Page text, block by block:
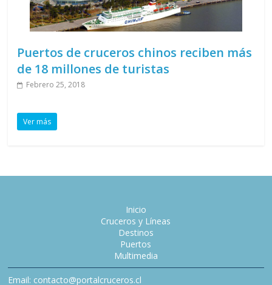
Puertos de cruceros chinos reciben más
de 18 millones de turistas
Febrero 25, 2018
Ver más
Inicio
Cruceros y Líneas
Destinos
Puertos
Multimedia
Email: contacto@portalcruceros.cl